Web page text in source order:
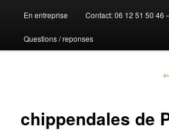
au
contenu
En entreprise Contact: 06 12 51 50 46
Questions / reponses
chippendales de